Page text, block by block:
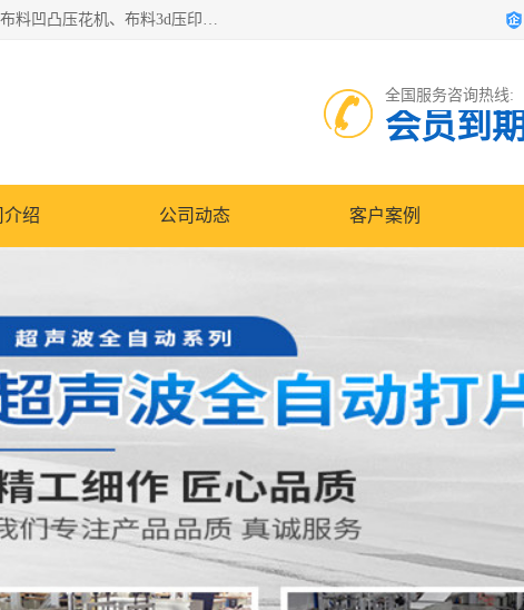
常州联宇机电自动化科技有限公司主营产品：pvc塑料焊机、高频热合机、软膜天花压边机、服装布料凹凸压花机、布料3d压印设备、服装植胶设备、超声波布料花边机、无纺布热合机、全自动压花机。
全国服务咨询热线:
会员到期
介绍 公司动态 客户案例